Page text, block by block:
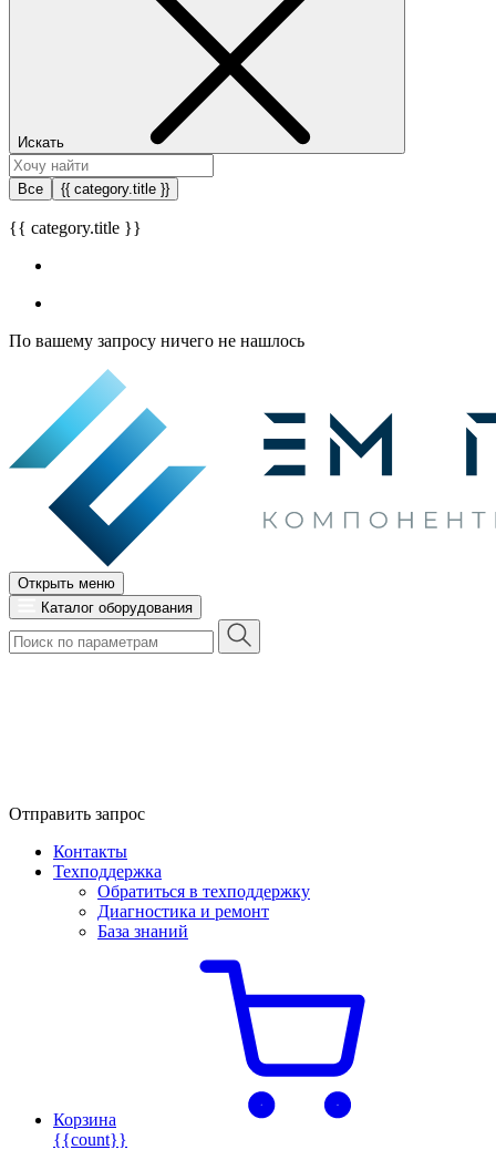
Искать
Все {{ category.title }}
{{ category.title }}
По вашему запросу ничего не нашлось
Открыть меню
Каталог оборудования
Отправить запрос
Контакты
Техподдержка
Обратиться в техподдержку
Диагностика и ремонт
База знаний
Корзина
{{count}}